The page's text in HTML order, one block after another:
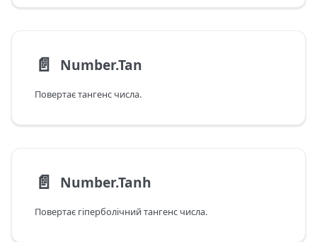
📄️ Number.Tan
Повертає тангенс числа.
📄️ Number.Tanh
Повертає гіперболічний тангенс числа.